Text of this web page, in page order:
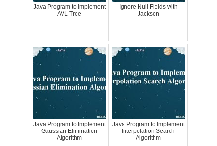
Java Program to Implement
AVL Tree
Ignore Null Fields with
Jackson
Java Program to Implement
Gaussian Elimination
Algorithm
Java Program to Implement
Interpolation Search
Algorithm